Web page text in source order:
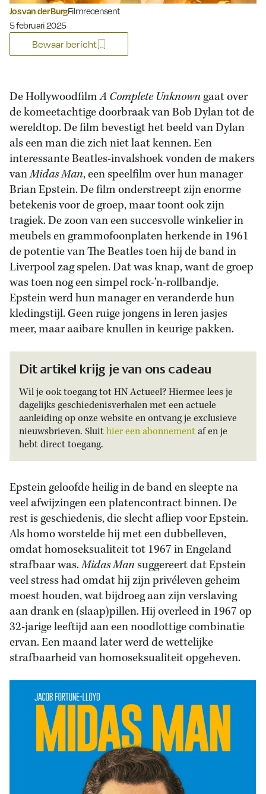
Jos van der BurgFilmrecensent
Gepubliceerd op:
5 februari 2025
Bewaar bericht
De HollywoodfilmA Complete Unknowngaat over
de komeetachtige doorbraak van Bob Dylan tot de
wereldtop. De film bevestigt het beeld van Dylan
als een man die zich niet laat kennen. Een
interessante Beatles-invalshoek vonden de makers
vanMidas Man, een speelfilm over hun manager
Brian Epstein. De film onderstreept zijn enorme
betekenis voor de groep, maar toont ook zijn
tragiek. De zoon van een succesvolle winkelier in
meubels en grammofoonplaten herkende in 1961
de potentie van The Beatles toen hij de band in
Liverpool zag spelen. Dat was knap, want de groep
was toen nog een simpel rock-’n-rollbandje.
Epstein werd hun manager en veranderde hun
kledingstijl. Geen ruige jongens in leren jasjes
meer, maar aaibare knullen in keurige pakken.
Dit artikel krijg je van ons cadeau
Wil je ook toegang tot HN Actueel? Hiermee lees je
dagelijks geschiedenisverhalen met een actuele
aanleiding op onze website en ontvang je exclusieve
nieuwsbrieven. Sluithier een abonnementaf en je
hebt direct toegang.
Epstein geloofde heilig in de band en sleepte na
veel afwijzingen een platencontract binnen. De
rest is geschiedenis, die slecht afliep voor Epstein.
Als homo worstelde hij met een dubbelleven,
omdat homoseksualiteit tot 1967 in Engeland
strafbaar was.Midas Man suggereert dat Epstein
veel stress had omdat hij zijn privéleven geheim
moest houden, wat bijdroeg aan zijn verslaving
aan drank en (slaap)pillen. Hij overleed in 1967 op
32-jarige leeftijd aan een noodlottige combinatie
ervan. Een maand later werd de wettelijke
strafbaarheid van homoseksualiteit opgeheven.